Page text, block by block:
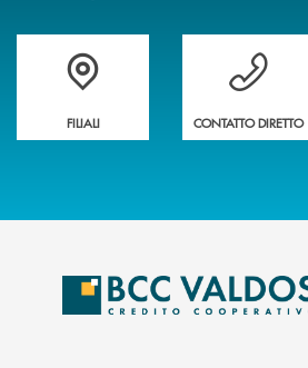
Trova la filiale più vicina a te
FILIALI
Hai bisogno di
CONTATTO DIRETTO